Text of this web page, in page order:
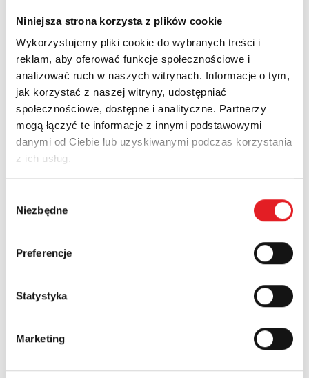
Niniejsza strona korzysta z plików cookie
Wykorzystujemy pliki cookie do wybranych treści i
reklam, aby oferować funkcje społecznościowe i
analizować ruch w naszych witrynach. Informacje o tym,
jak korzystać z naszej witryny, udostępniać
społecznościowe, dostępne i analityczne. Partnerzy
mogą łączyć te informacje z innymi podstawowymi
danymi od Ciebie lub uzyskiwanymi podczas korzystania
z ich usług.
zgody
Niezbędne
Preferencje
Statystyka
Marketing
BACK
Ask for the details of the offer
Email: *
Company:
Country: